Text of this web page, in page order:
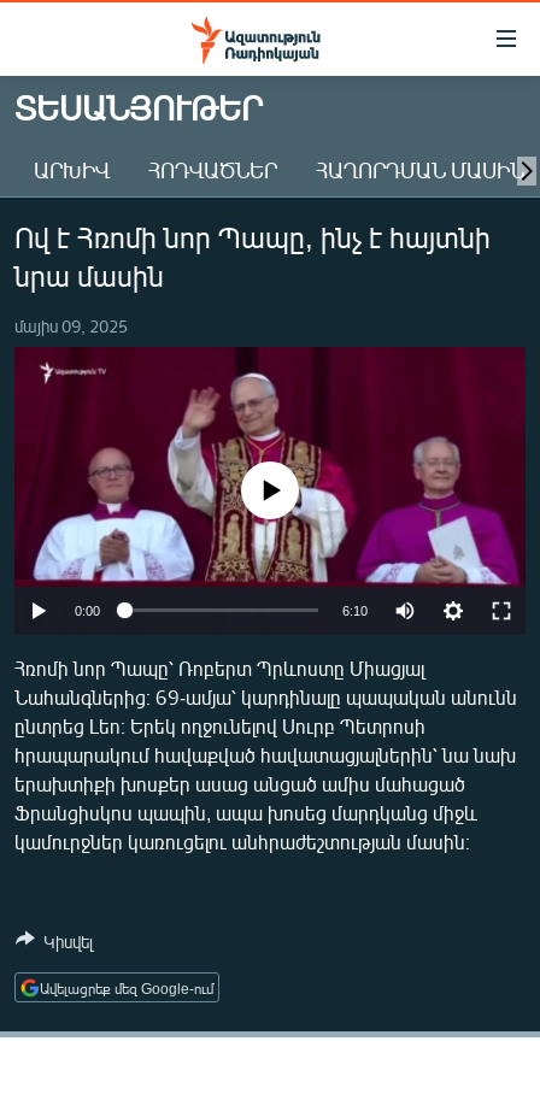
Մատչելիության
Անցնել
հիմնական
Անցնել
հիմնական
մենյուին
Որոնում
ԱԶԱՏՈՒԹՅՈՒՆ TV
ՀԱՅԱՍՏԱՆ
ԸՆՏՐՈՒԹՅՈՒՆՆԵՐ 2026
ԻՐԱՎՈՒՆՔ
ՀԱՍԱՐԱԿՈՒԹՅՈՒՆ
ՏՆՏԵՍՈՒԹՅՈՒՆ
ՊԱՏԵՐԱԶՄԻ 6 ՇԱԲԱԹՆԵՐԸ
ՏԱՐԱԾԱՇՐՋԱՆ
ՄԻՋԱԶԳԱՅԻՆ
ՄՇԱԿՈՒՅԹ
ՄԵԿՆԱԲԱՆՈՒԹՅՈՒՆ
ՏՏ ԵՒ ԻՆՏԵՐՆԵՏ
ԿՈՐՈՆԱՎԻՐՈՒՍ
ԱՐԽԻՎ
ՁԳՏԵԼՈՎ ԼԱՎԱԳՈՒՅՆԻՆ
ՓՈԴՔԱՍԹ
ՏԵՍԱՆՅՈՒԹԵՐ
ԱՐԽԻՎ ՀՈԴՎԱԾՆԵՐ ՀԱՂՈՐԴՄԱՆ ՄԱՍԻՆ
Ով է Հռոմի նոր Պապը, ինչ է հայտնի
նրա մասին
մայիս 09, 2025
Auto 240p 360p 480p
1080p
No media source currently available
0:00 6:10
360p
480p
720p
1080p
Հռոմի նոր Պապը՝ Ռոբերտ Պրևոստը Միացյալ
Նահանգներից։ 69-ամյա՝ կարդինալը պապական անունն
ընտրեց Լեո։ Երեկ ողջունելով Սուրբ Պետրոսի
հրապարակում հավաքված հավատացյալներին՝ նա նախ
երախտիքի խոսքեր ասաց անցած ամիս մահացած
Ֆրանցիսկոս պապին, ապա խոսեց մարդկանց միջև
կամուրջներ կառուցելու անհրաժեշտության մասին։
Կիսվել
Ավելացրեք մեզ Google-ում